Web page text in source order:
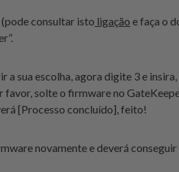
consultar isto ligação e faça o
a sua escolha, agora digite 3e
solte o firmware no
[Processo concluído], feito!
novamente e deverá